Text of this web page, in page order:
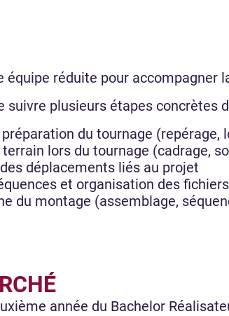
équipe réduite pour accompagner
suivre plusieurs étapes concrètes
du tournage (repérage,
lors du tournage (cadrage,
déplacements liés au projet
et organisation des
du montage (assemblage,
année du Bachelor